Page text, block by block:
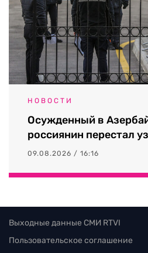
НОВОСТИ
Осужденный в
россиянин перестал
09.08.2026 / 16:16
Выходные данные СМИ RTVI
Пользовательское соглашение